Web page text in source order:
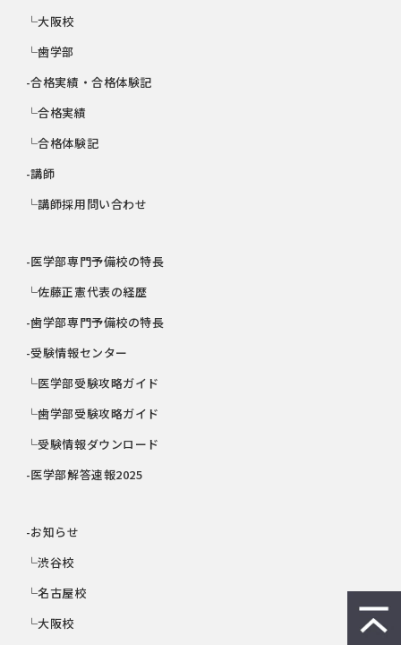
└大阪校
└歯学部
-合格実績・合格体験記
└合格実績
└合格体験記
-講師
└講師採用問い合わせ
-医学部専門予備校の特長
└佐藤正憲代表の経歴
-歯学部専門予備校の特長
-受験情報センター
└医学部受験攻略ガイド
└歯学部受験攻略ガイド
└受験情報ダウンロード
-医学部解答速報2025
-お知らせ
└渋谷校
└名古屋校
└大阪校